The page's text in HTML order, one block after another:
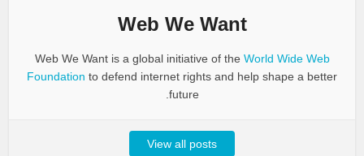
Web We Want
Web We Want is a global initiative of the World Wide Web
Foundation to defend internet rights and help shape a better
future.
View all posts